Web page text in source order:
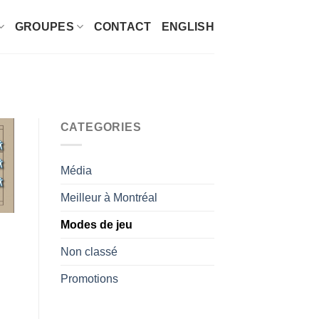
GROUPES CONTACT ENGLISH
CATEGORIES
Média
Meilleur à Montréal
Modes de jeu
Non classé
Promotions